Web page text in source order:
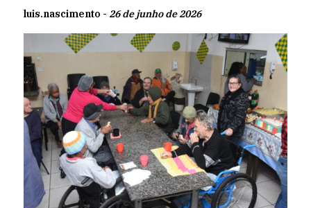
luis.nascimento - 26 de junho de 2026